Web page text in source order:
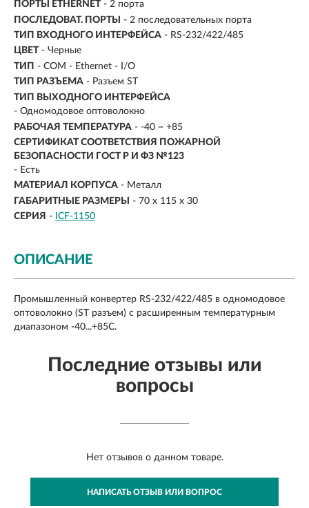
ПОРТЫ ETHERNET - 2 порта
ПОСЛЕДОВАТ. ПОРТЫ
- 2 последовательных порта
ТИП ВХОДНОГО ИНТЕРФЕЙСА - RS-232/422/485
ЦВЕТ - Черные
ТИП - COM - Ethernet - I/O
ТИП РАЗЪЕМА - Разъем ST
ТИП ВЫХОДНОГО ИНТЕРФЕЙСА
- Одномодовое оптоволокно
РАБОЧАЯ ТЕМПЕРАТУРА - -40 ~ +85
СЕРТИФИКАТ СООТВЕТСТВИЯ ПОЖАРНОЙ
БЕЗОПАСНОСТИ ГОСТ Р И ФЗ №123
- Есть
МАТЕРИАЛ КОРПУСА - Металл
ГАБАРИТНЫЕ РАЗМЕРЫ
- 70 x 115 x 30
СЕРИЯ - ICF-1150
ОПИСАНИЕ
Промышленный конвертер RS-232/422/485 в одномодовое
оптоволокно (SТ разъем) с расширенным температурным
диапазоном -40...+85С.
Последние отзывы или
вопросы
Нет отзывов о данном товаре.
НАПИСАТЬ ОТЗЫВ ИЛИ ВОПРОС